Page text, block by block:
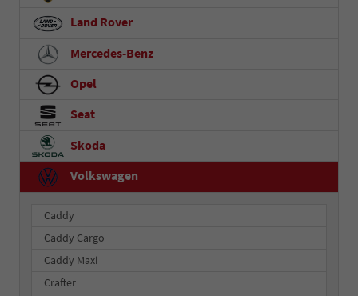
Land Rover
Mercedes-Benz
Opel
Seat
Skoda
Volkswagen
Caddy
Caddy Cargo
Caddy Maxi
Crafter